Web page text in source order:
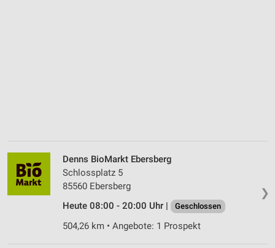
❯
Denns BioMarkt Ebersberg
Schlossplatz 5
85560 Ebersberg
Heute 08:00 - 20:00 Uhr |
Geschlossen
504,26 km • Angebote: 1 Prospekt